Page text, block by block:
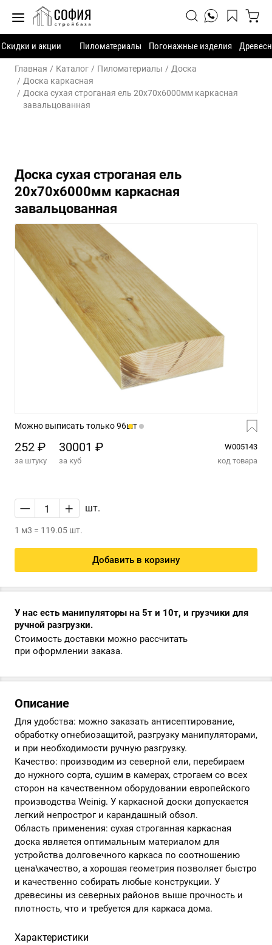
Скидки и акции Пиломатериалы Погонажные изделия
Главная Каталог Пиломатериалы
Доска
Доска каркасная
Доска сухая строганая ель 20х70х6000мм каркасная
завальцованная
Доска сухая строганая ель
20х70х6000мм каркасная
завальцованная
Можно выписать только 96шт
252 ₽ 30001 ₽
W005143
за штуку
за куб код товара
— + шт.
1 м3 = 119.05 шт.
Добавить в корзину
У нас есть манипуляторы на 5т и 10т, и грузчики для
ручной разгрузки.
Стоимость доставки можно рассчитать
при оформлении заказа.
Описание
Для удобства: можно заказать антисептирование,
обработку огнебиозащитой, разгрузку манипуляторами,
и при необходимости ручную разгрузку.
Качество: производим из северной ели, перебираем
до нужного сорта, сушим в камерах, строгаем со всех
сторон на качественном оборудовании европейского
производства Weinig. У каркасной доски допускается
легкий непрострог и карандашный обзол.
Область применения: сухая строганная каркасная
доска является оптимальным материалом для
устройства долговечного каркаса по соотношению
цена\качество, а хорошая геометрия позволяет быстро
и качественно собирать любые конструкции. У
древесины из северных районов выше прочность и
плотность, что и требуется для каркаса дома.
Характеристики